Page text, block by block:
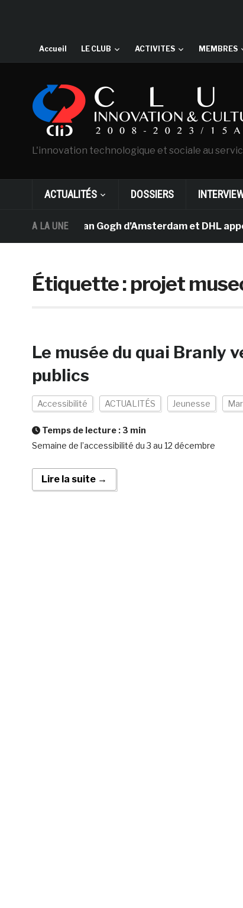
Accueil LE CLUB ACTIVITES MEMBRES
L'innovation technologique et sociale au
ACTUALITÉS DOSSIERS
A LA UNE
Le musée Van Gogh d’Amsterdam et DHL
Étiquette :projet
Le musée du quai Branly
publics
Accessibilité ACTUALITÉS Jeunesse
Temps de lecture : 3 min
Semaine de l’accessibilité du 3 au 12 décembre
Lire la suite →